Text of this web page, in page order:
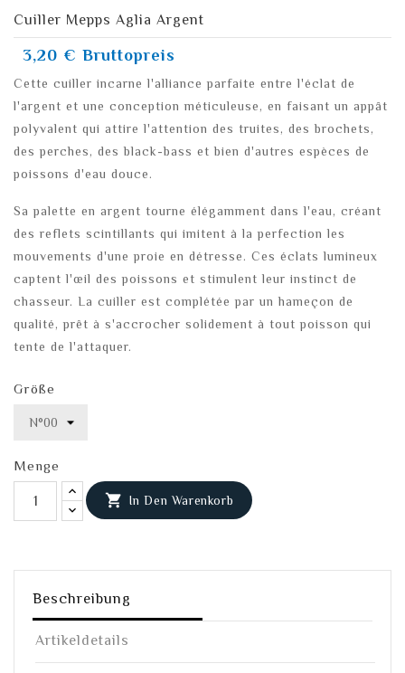
Cuiller Mepps Aglia Argent
3,20 € Bruttopreis
Cette cuiller incarne l'alliance parfaite entre l'éclat de
l'argent et une conception méticuleuse, en faisant un appât
polyvalent qui attire l'attention des truites, des brochets,
des perches, des black-bass et bien d'autres espèces de
poissons d'eau douce.
Sa palette en argent tourne élégamment dans l'eau, créant
des reflets scintillants qui imitent à la perfection les
mouvements d'une proie en détresse. Ces éclats lumineux
captent l'œil des poissons et stimulent leur instinct de
chasseur. La cuiller est complétée par un hameçon de
qualité, prêt à s'accrocher solidement à tout poisson qui
tente de l'attaquer.
Größe
Menge
 In Den Warenkorb
Beschreibung
Artikeldetails